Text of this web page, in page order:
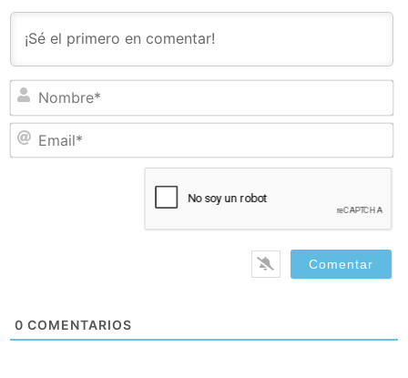
0 COMENTARIOS